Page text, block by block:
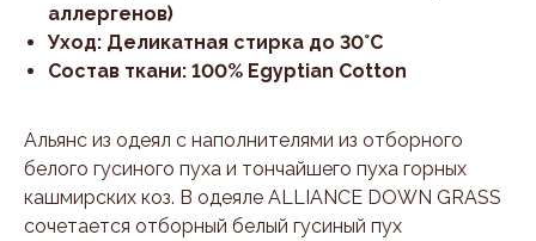
аллергенов)
Уход: Деликатная стирка до 30°С
Состав ткани: 100% Egyptian Cotton
Альянс из одеял с наполнителями из отборного
белого гусиного пуха и тончайшего пуха горных
кашмирских коз. В одеяле ALLIANCE DOWN GRASS
сочетается отборный белый гусиный пух